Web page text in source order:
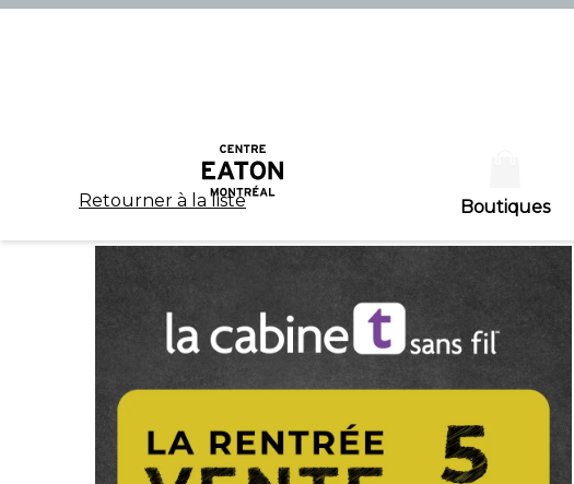
Boutiques
Retourner à la liste